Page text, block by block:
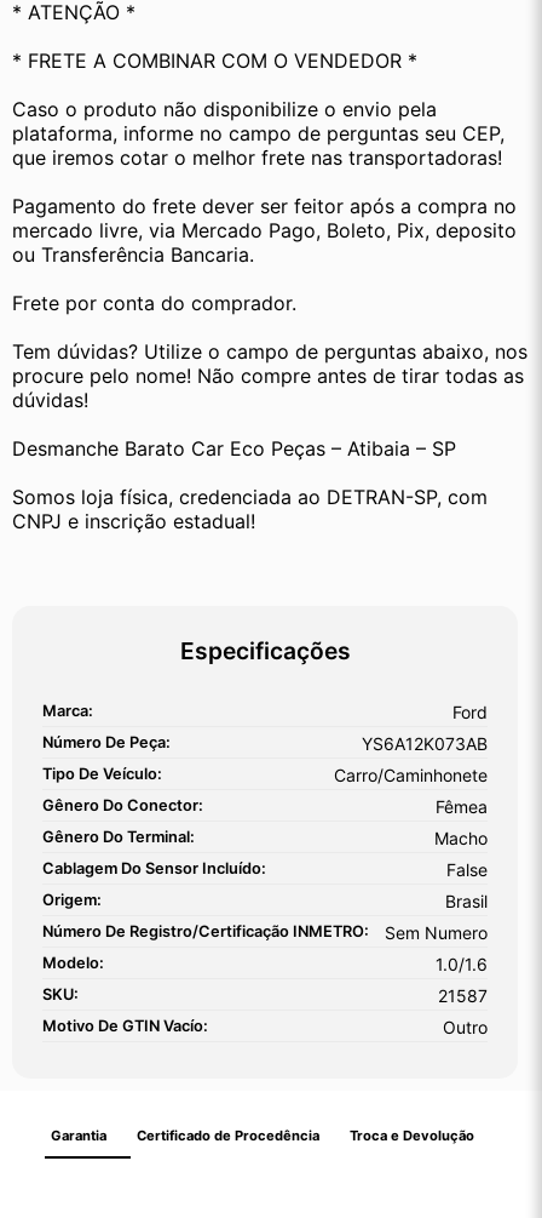
* ATENÇÃO *
* FRETE A COMBINAR COM O VENDEDOR *
Caso o produto não disponibilize o envio pela
plataforma, informe no campo de perguntas seu CEP,
que iremos cotar o melhor frete nas transportadoras!
Pagamento do frete dever ser feitor após a compra no
mercado livre, via Mercado Pago, Boleto, Pix, deposito
ou Transferência Bancaria.
Frete por conta do comprador.
Tem dúvidas? Utilize o campo de perguntas abaixo, nos
procure pelo nome! Não compre antes de tirar todas as
dúvidas!
Desmanche Barato Car Eco Peças – Atibaia – SP
Somos loja física, credenciada ao DETRAN-SP, com
CNPJ e inscrição estadual!
Especificações
Marca: Ford
Número De Peça: YS6A12K073AB
Tipo De Veículo: Carro/Caminhonete
Gênero Do Conector: Fêmea
Gênero Do Terminal: Macho
Cablagem Do Sensor Incluído: False
Origem: Brasil
Número De Registro/certificação INMETRO: Sem Numero
Modelo: 1.0/1.6
SKU: 21587
Motivo De GTIN Vacío: Outro
Garantia Certificado de Procedência Troca e Devolução